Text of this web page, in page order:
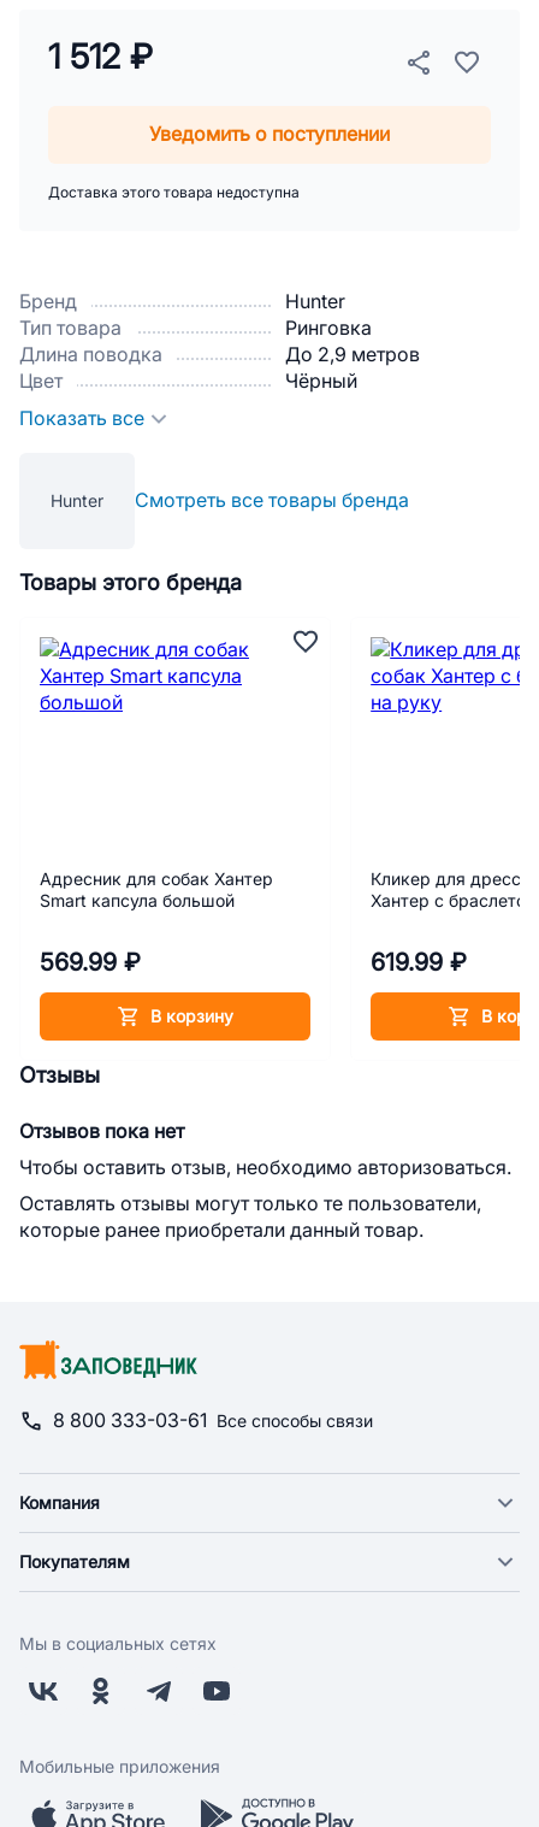
Бренд
Hunter
Тип товара
Ринговка
Длина поводка
До 2,9 метров
Цвет
Чёрный
Показать все
Hunter Смотреть все товары бренда
1 512 ₽
Уведомить о поступлении
Доставка этого товара недоступна
Товары этого бренда
Адресник для собак Хантер
Smart капсула большой
569.99 ₽
В корзину
Кликер для
Хантер с
619.99 ₽
В
Отзывы
Отзывов пока нет
Чтобы оставить отзыв, необходимо авторизоваться.
Оставлять отзывы могут только те пользователи,
которые ранее приобретали данный товар.
8 800 333-03-61 Все способы связи
Компания
Новости
Поставщикам
Заводчикам
Обратная связь
Покупателям
Оплата
Бонусная программа
Скидки и акции
Мобильное приложение
Мы в социальных сетях
Мобильные приложения